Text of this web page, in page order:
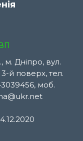
м. Дніпро, вул.
й поверх, тел.
моб.